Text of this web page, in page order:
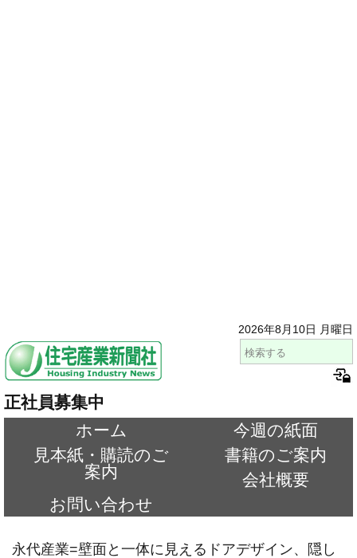
2026年8月10日 月曜日
正社員募集中
ホーム
今週の紙面
見本紙・購読のご
案内
書籍のご案内
会社概要
お問い合わせ
永代産業=壁面と一体に見えるドアデザイン、隠し